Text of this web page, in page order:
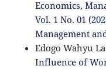
Economics,
Vol. 1 No. 01
Management
Edogo Wahyu
Influence of